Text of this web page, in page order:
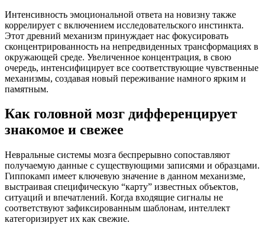
Интенсивность эмоциональной ответа на новизну также
коррелирует с включением исследовательского инстинкта.
Этот древний механизм принуждает нас фокусировать
сконцентрированность на непредвиденных трансформациях в
окружающей среде. Увеличенное концентрация, в свою
очередь, интенсифицирует все соответствующие чувственные
механизмы, создавая новый переживание намного ярким и
памятным.
Как головной мозг дифференцирует
знакомое и свежее
Невральные системы мозга беспрерывно сопоставляют
получаемую данные с существующими записями и образцами.
Гиппокамп имеет ключевую значение в данном механизме,
выстраивая специфическую “карту” известных объектов,
ситуаций и впечатлений. Когда входящие сигналы не
соответствуют зафиксированным шаблонам, интеллект
категоризирует их как свежие.